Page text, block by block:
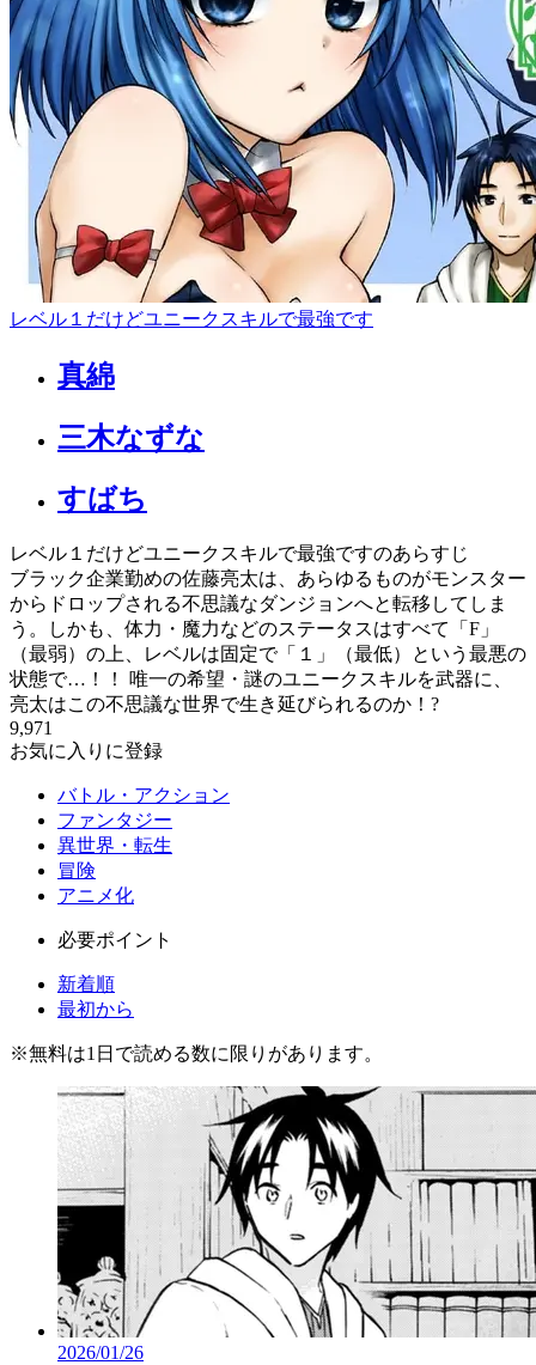
レベル１だけどユニークスキルで最強です
真綿
三木なずな
すばち
レベル１だけどユニークスキルで最強ですのあらすじ
ブラック企業勤めの佐藤亮太は、あらゆるものがモンスター
からドロップされる不思議なダンジョンへと転移してしま
う。しかも、体力・魔力などのステータスはすべて「F」
（最弱）の上、レベルは固定で「１」（最低）という最悪の
状態で…！！ 唯一の希望・謎のユニークスキルを武器に、
亮太はこの不思議な世界で生き延びられるのか！?
9,971
お気に入りに登録
バトル・アクション
ファンタジー
異世界・転生
冒険
アニメ化
必要ポイント
新着順
最初から
※無料は1日で読める数に限りがあります。
2026/01/26